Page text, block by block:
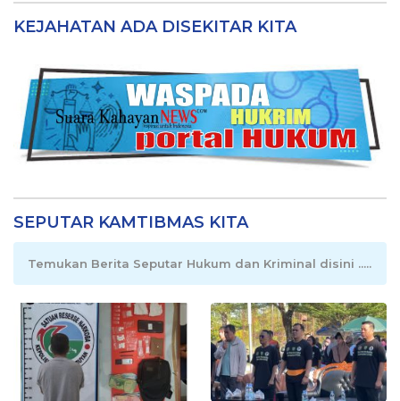
KEJAHATAN ADA DISEKITAR KITA
SEPUTAR KAMTIBMAS KITA
Temukan Berita Seputar Hukum dan Kriminal disini .....